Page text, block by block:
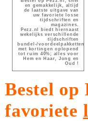
en gemakkelijk, altijd
de laatste uitgave van
uw favoriete losse
tijdschriften en
magazines.
Pezz.nl biedt hiernaast
wekelijks verschillende
tijdschriften
bundel-/voordeelpakketten
met kortingen oplopend
tot ruim 40%; alles voor
Hem en Haar, Jong en
Oud !
Bestel op
favoriete